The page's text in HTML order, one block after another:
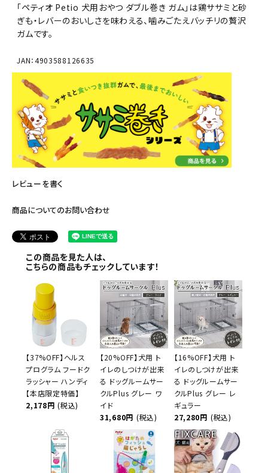
「ペティオ Petio 犬用おやつ ダブル巻き ガム」は鶏ササミと砂
ぎも・レバーのおいしさを味わえる、噛みごたえバッチリの贅沢
ガムです。
JAN：4903588126635
レビューを書く
商品についてのお問い合わせ
この商品を見た人は、
こちらの商品もチェックしています！
【37%OFF】ヘルス
プログラム フードク
ラッシャー ハンディ
【本店限定特価】
2,178円 (税込)
【20%OFF】犬用 ト
イレのしつけが出来
る ドッグルームサー
クルPlus グレー ワ
イド
31,680円 (税込)
【16%OFF】犬用 ト
イレのしつけが出来
る ドッグルームサー
クルPlus グレー レ
ギュラー
27,280円 (税込)